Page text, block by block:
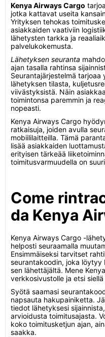
Kenya Airways Cargo
jotka kattavat useita
Yrityksen tehokas
asiakkaiden vaativiin
lähetysten tarkka ja
palvelukokemusta.
Lähetyksen seuranta
ajan tasalla rahtinsa
Seurantajärjestelmä
lähetyksen tilasta,
viivästyksistä. Näin
toimintonsa paremmin ja
nopeasti.
Kenya Airways Cargo
ratkaisuja, joiden avulla
mobiililaitteilla. Tämä
lisää asiakkaiden
erityisen tärkeää
toimitusvarmuudella on
Come
da Kenya
Kenya Airways Cargo -
helposti seuraamalla
Ensimmäiseksi tarvitset
seurantakoodin, joka
sen lähettäjältä. Mene
verkkosivustolle ja etsi
Syötä saamasi
napsauta hakupainiketta.
tiedot lähetyksesi
arvioidusta toimitusajasta.
koko toimitusketjun ajan,
saakka.